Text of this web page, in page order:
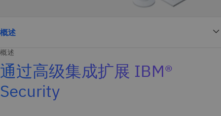
概述
概述
通过高级集成扩展 IBM®
Security